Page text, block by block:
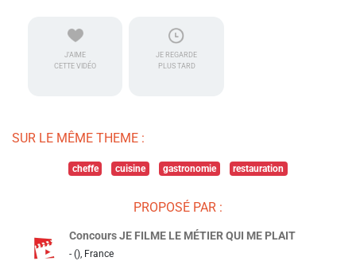
J'AIME
CETTE VIDÉO
JE REGARDE
PLUS TARD
SUR LE MÊME THEME :
cheffe cuisine gastronomie restauration
PROPOSÉ PAR :
Concours JE FILME LE MÉTIER QUI ME PLAIT
- (), France